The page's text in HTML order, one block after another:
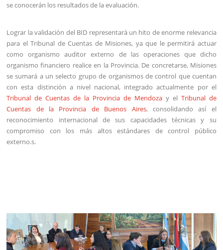
se conocerán los resultados de la evaluación.
Lograr la validación del BID representará un hito de enorme relevancia
para el Tribunal de Cuentas de Misiones, ya que le permitirá actuar
como organismo auditor externo de las operaciones que dicho
organismo financiero realice en la Provincia. De concretarse, Misiones
se sumará a un selecto grupo de organismos de control que cuentan
con esta distinción a nivel nacional, integrado actualmente por el
Tribunal de Cuentas de la Provincia de Mendozay el Tribunal de
Cuentas de la Provincia de Buenos Aires, consolidando así el
reconocimiento internacional de sus capacidades técnicas y su
compromiso con los más altos estándares de control público
externo.s.